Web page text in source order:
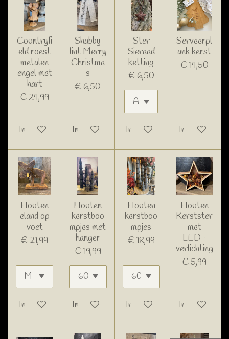
Countryfi
eld roest
metalen
engel met
hart
€ 24,99
In winkelwagen
Shabby
lint Merry
Christma
s
€ 6,50
In winkelwagen
Ster
Sieraad
ketting
€ 6,50
In winkelwagen
Serveerpl
ank kerst
€ 14,50
In
Houten
eland op
voet
€ 21,99
In winkelwagen
Houten
kerstboo
mpjes met
hanger
€ 19,99
In winkelwagen
Houten
kerstboo
mpjes
€ 18,99
In winkelwagen
Houten
Kerstster
met
LED-
verlichting
€ 5,99
In